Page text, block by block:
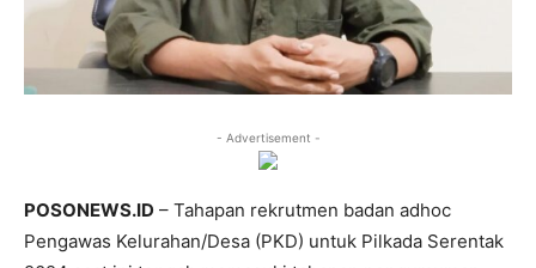
- Advertisement -
POSONEWS.ID – Tahapan rekrutmen badan adhoc
Pengawas Kelurahan/Desa (PKD) untuk Pilkada Serentak